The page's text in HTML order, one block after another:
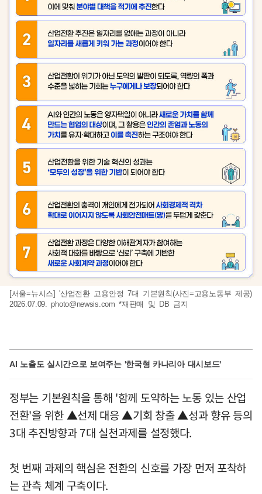
[서울=뉴시스] '산업전환 고용안정 7대 기본원칙(사진=고용노동부 제공)
2026.07.09.photo@newsis.com *재판매 및 DB 금지
AI 노출도 실시간으로 보여주는 '한국형 카나리아 대시보드'
정부는 기본원칙을 통해 '함께 도약하는 노동 있는 산업
전환'을 위한 ▲선제 대응 ▲기회 창출 ▲성과 향유 등의
3대 추진방향과 7대 실천과제를 설정했다.
첫 번째 과제의 핵심은 전환의 신호를 가장 먼저 포착하
는 관측 체계 구축이다.